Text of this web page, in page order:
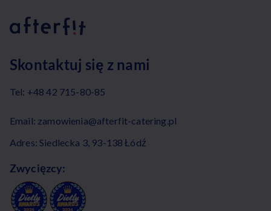
Skontaktuj się z nami
Tel: +48 42 715-80-85
Email: zamowienia@afterfit-catering.pl
Adres: Siedlecka 3, 93-138 Łódź
Zwycięzcy: